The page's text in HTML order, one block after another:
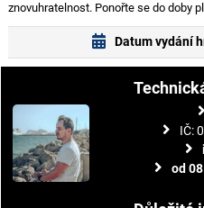
znovuhratelnost. Ponořte se do doby
Datum vydání
IČ:
od